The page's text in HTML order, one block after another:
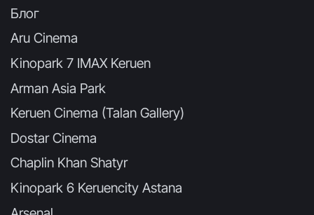
Блог
Aru Cinema
Kinopark 7 IMAX Keruen
Arman Asia Park
Keruen Cinema (Talan Gallery)
Dostar Cinema
Chaplin Khan Shatyr
Kinopark 6 Keruencity Astana